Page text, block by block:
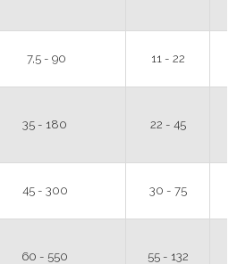
7,5 - 90 11 - 22
35 - 180 22 - 45
45 - 300 30 - 75
60 - 550 55 - 132